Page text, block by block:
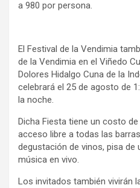
a 980 por persona.
El Festival de la Vendimia
de la Vendimia en el Viñedo
Dolores Hidalgo Cuna de la
celebrará el 25 de agosto de
la noche.
Dicha Fiesta tiene un costo
acceso libre a todas las
degustación de vinos, pisa de
música en vivo.
Los invitados también vivirán